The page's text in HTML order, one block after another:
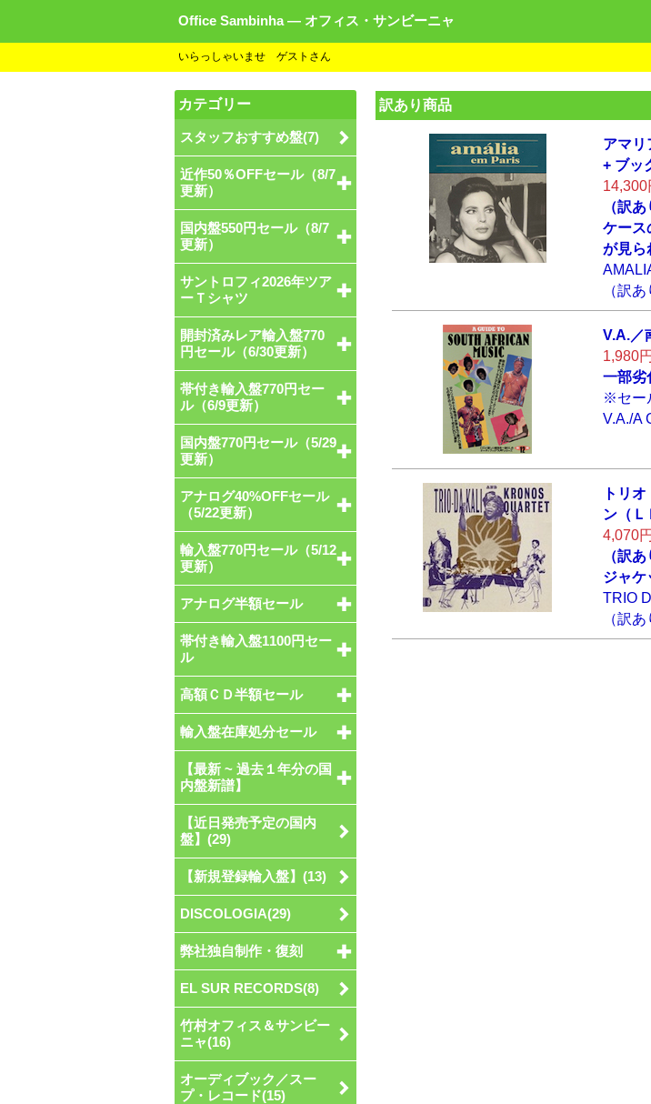
Office Sambinha ― オフィス・サンビーニャ
いらっしゃいませ ゲストさん
訳あり商品
アマリ
+ ブッ
14,300
（訳
ケース
が見ら
（訳あ
V.A.／
1,980
一部劣
※セー
V.A./A
トリ
ン（Ｌ
4,070
（訳
ジャケ
TRIO
（訳あ
カテゴリー
スタッフおすすめ盤(7)
近作50％OFFセール（8/7
更新）
国内盤550円セール（8/7
更新）
サントロフィ2026年ツア
ーＴシャツ
開封済みレア輸入盤770
円セール（6/30更新）
帯付き輸入盤770円セー
ル（6/9更新）
国内盤770円セール（5/29
更新）
アナログ40%OFFセール
（5/22更新）
輸入盤770円セール（5/12
更新）
アナログ半額セール
帯付き輸入盤1100円セー
ル
高額ＣＤ半額セール
輸入盤在庫処分セール
【最新 ~ 過去１年分の国
内盤新譜】
【近日発売予定の国内
盤】(29)
【新規登録輸入盤】(13)
DISCOLOGIA(29)
弊社独自制作・復刻
EL SUR RECORDS(8)
竹村オフィス＆サンビー
ニャ(16)
オーディブック／スー
プ・レコード(15)